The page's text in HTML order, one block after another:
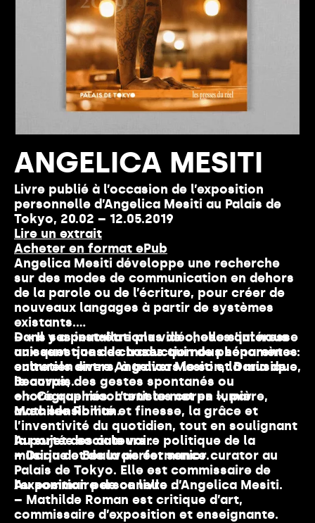
ANGELICA MESITI
Livre publié à l’occasion de l’exposition
personnelle d’Angelica Mesiti au Palais de
Tokyo, 20.02 – 12.05.2019
Lire un extrait
Acheter en format ePub
Angelica Mesiti développe une recherche
sur des modes de communication en dehors
de la parole ou de l’écriture, pour créer de
nouveaux langages à partir de systèmes
existants.
Dans ses installations vidéo, elle s’intéresse
aux questions de traduction de phénomènes
culturels divers, à travers le son, la musique,
le corps, des gestes spontanés ou
chorégraphiés. L’artiste met en lumière,
avec sensibilité et finesse, la grâce et
l’inventivité du quotidien, tout en soulignant
la portée sociale voire politique de la
musique et de la performance.
Au sommaire de ce livre :
– « Il y a peut-être plus de choses qui nous
unissent que de choses qui nous séparent » :
entretien entre Angelica Mesiti et Daria de
Beauvais.
– « Ce que racontent les corps », par
Mathilde Roman.
Au sujet des auteurs :
– Daria de Beauvais est senior curator au
Palais de Tokyo. Elle est commissaire de
l’exposition personnelle d’Angelica Mesiti.
– Mathilde Roman est critique d’art,
commissaire d’exposition et enseignante.